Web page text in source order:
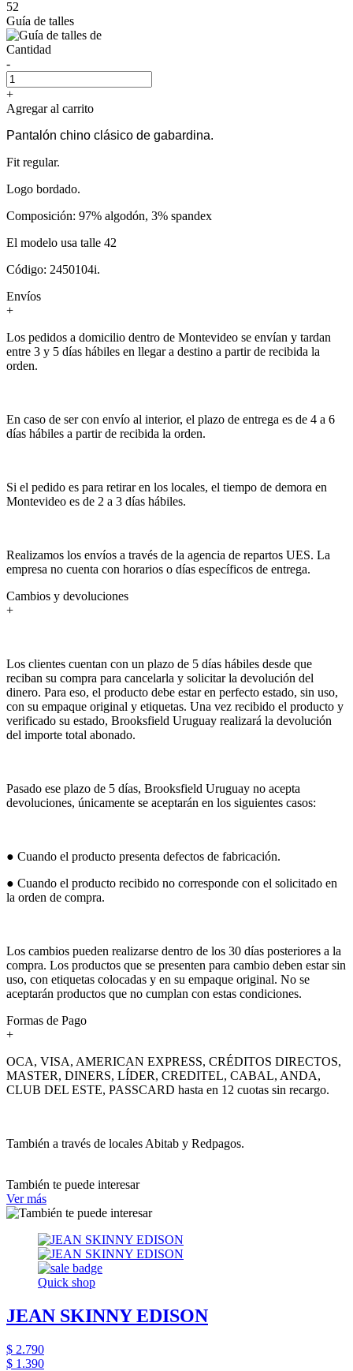
52
Guía de talles
Cantidad
-
+
Agregar al carrito
Pantalón chino clásico de gabardina.
Fit regular.
Logo bordado.
Composición: 97% algodón, 3% spandex
El modelo usa talle 42
Código: 2450104i.
Envíos
+
Los pedidos a domicilio dentro de Montevideo se envían y tardan
entre 3 y 5 días hábiles en llegar a destino a partir de recibida la
orden.
En caso de ser con envío al interior, el plazo de entrega es de 4 a 6
días hábiles a partir de recibida la orden.
Si el pedido es para retirar en los locales, el tiempo de demora en
Montevideo es de 2 a 3 días hábiles.
Realizamos los envíos a través de la agencia de repartos UES. La
empresa no cuenta con horarios o días específicos de entrega.
Cambios y devoluciones
+
Los clientes cuentan con un plazo de 5 días hábiles desde que
reciban su compra para cancelarla y solicitar la devolución del
dinero. Para eso, el producto debe estar en perfecto estado, sin uso,
con su empaque original y etiquetas. Una vez recibido el producto y
verificado su estado, Brooksfield Uruguay realizará la devolución
del importe total abonado.
Pasado ese plazo de 5 días, Brooksfield Uruguay no acepta
devoluciones, únicamente se aceptarán en los siguientes casos:
● Cuando el producto presenta defectos de fabricación.
● Cuando el producto recibido no corresponde con el solicitado en
la orden de compra.
Los cambios pueden realizarse dentro de los 30 días posteriores a la
compra. Los productos que se presenten para cambio deben estar sin
uso, con etiquetas colocadas y en su empaque original. No se
aceptarán productos que no cumplan con estas condiciones.
Formas de Pago
+
OCA, VISA, AMERICAN EXPRESS, CRÉDITOS DIRECTOS,
MASTER, DINERS, LÍDER, CREDITEL, CABAL, ANDA,
CLUB DEL ESTE, PASSCARD hasta en 12 cuotas sin recargo.
También a través de locales Abitab y Redpagos.
También te puede interesar
Ver más
Quick shop
JEAN SKINNY EDISON
$ 2.790
$ 1.390